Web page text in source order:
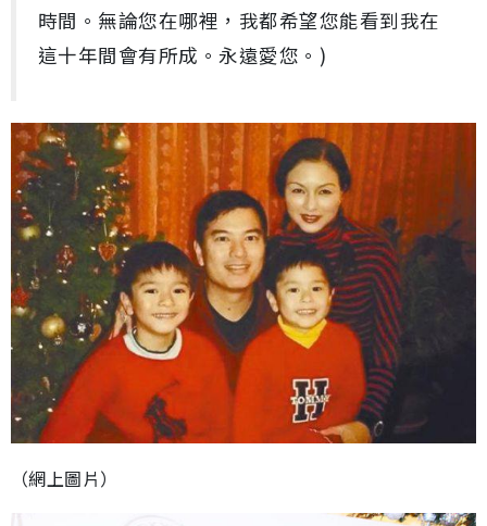
時間。無論您在哪裡，我都希望您能看到我在
這十年間會有所成。永遠愛您。)
（網上圖片）